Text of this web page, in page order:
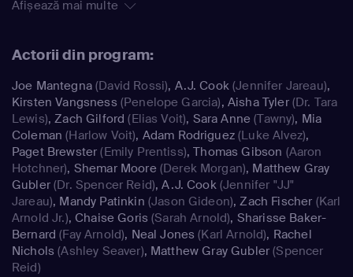
Afișează mai multe
Actorii din program:
Joe Mantegna(David Rossi), A.J. Cook(Jennifer Jareau),
Kirsten Vangsness (Penelope Garcia), Aisha Tyler(Dr. Tara
Lewis),Zach Gilford (Elias Voit), Sara Anne (Tawny), Mia
Coleman (Harlow Voit), Adam Rodriguez(Luke Alvez),
Paget Brewster (Emily Prentiss),Thomas Gibson (Aaron
Hotchner), Shemar Moore (Derek Morgan), Matthew Gray
Gubler(Dr. Spencer Reid),A.J. Cook(Jennifer "JJ"
Jareau), Mandy Patinkin (Jason Gideon),Zach Fischer (Karl
Arnold Jr.),Chaise Goris (Sarah Arnold), Sharisse Baker-
Bernard (Fay Arnold), Neal Jones (Karl Arnold), Rachel
Nichols (Ashley Seaver), Matthew Gray Gubler (Spencer
Reid)